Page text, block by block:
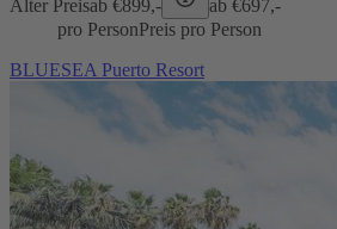
Alter Preisab €899,- ab €697,-
pro PersonPreis pro Person
BLUESEA Puerto Resort